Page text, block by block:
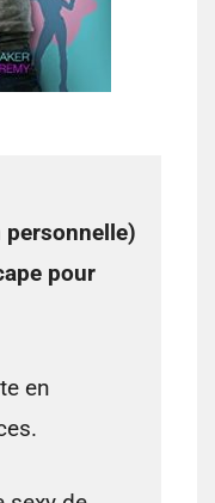
personnelle)
pour
en